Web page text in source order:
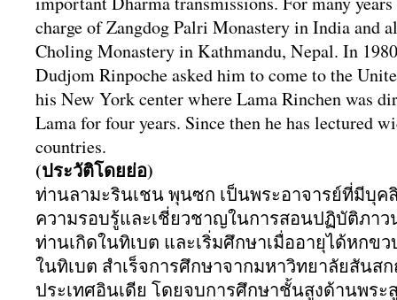
charge of Zangdog Palri Monastery in India and
Choling Monastery in Kathmandu, Nepal. In
Dudjom Rinpoche asked him to come to the
his New York center where Lama Rinchen was
Lama for four years. Since then he has lectured
countries.
(ประวัติโดยย่อ)
ท่านลามะรินเชน พุนซก เป็นพระอาจารย์ที่มีบุค
ความรอบรู้และเชี่ยวชาญในการสอนปฏิบัติภาว
ท่านเกิดในทิเบต และเริ่มศึกษาเมื่ออายุได้หกขว
ในทิเบต สำเร็จการศึกษาจากมหาวิทยาลัยสันส
ประเทศอินเดีย โดยจบการศึกษาชั้นสูงด้านพระ